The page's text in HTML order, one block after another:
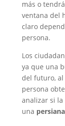
más o
ventana del
claro
persona.
Los
ya que una
del futuro,
persona
analizar si
una